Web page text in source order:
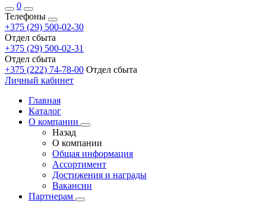
0
Телефоны
+375 (29) 500-02-30
Отдел сбыта
+375 (29) 500-02-31
Отдел сбыта
+375 (222) 74-78-00 Отдел сбыта
Личный кабинет
Главная
Каталог
О компании
Назад
О компании
Общая информация
Ассортимент
Достижения и награды
Вакансии
Партнерам